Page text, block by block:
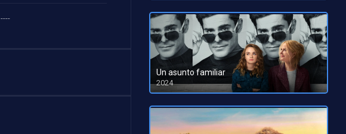
----
Un asunto familiar
2024
HD 1080pHD 720p